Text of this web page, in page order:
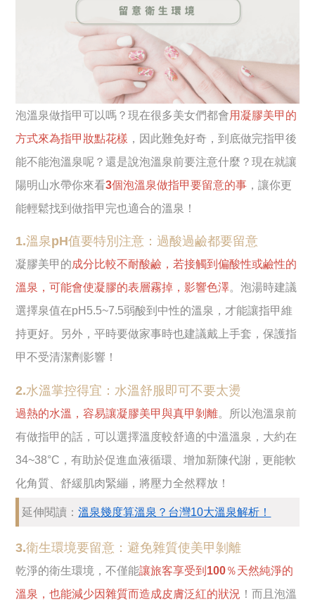
泡溫泉做指甲可以嗎？現在很多美女們都會用凝膠美甲的
方式來為指甲妝點花樣 ，因此難免好奇，到底做完指甲後
能不能泡溫泉呢？還是說泡溫泉前要注意什麼？現在就讓
陽明山水帶你來看3個泡溫泉做指甲要留意的事 ，讓你更
能輕鬆找到做指甲完也適合的溫泉！
1.溫泉pH值要特別注意：過酸過鹼都要留意
凝膠美甲的成分比較不耐酸鹼，若接觸到偏酸性或鹼性的
溫泉，可能會使凝膠的表層霧掉，影響色澤。泡湯時建議
選擇泉值在pH5.5~7.5弱酸到中性的溫泉，才能讓指甲維
持更好。另外，平時要做家事時也建議戴上手套，保護指
甲不受清潔劑影響！
2.水溫掌控得宜：水溫舒服即可不要太燙
過熱的水溫，容易讓凝膠美甲與真甲剝離。所以泡溫泉前
有做指甲的話，可以選擇溫度較舒適的中溫溫泉，大約在
34~38°C，有助於促進血液循環、增加新陳代謝，更能軟
化角質、舒緩肌肉緊繃，將壓力全然釋放！
延伸閱讀：溫泉幾度算溫泉？台灣10大溫泉解析！
3.衛生環境要留意：避免雜質使美甲剝離
乾淨的衛生環境，不僅能讓旅客享受到100％天然純淨的
溫泉，也能減少因雜質而造成皮膚泛紅的狀況 ！而且泡溫